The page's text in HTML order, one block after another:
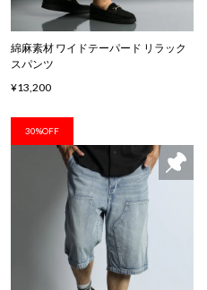
綿麻素材 ワイドテーパード リラック
スパンツ
¥13,200
30%OFF